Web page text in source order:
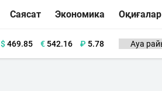
Саясат Экономика Оқиғалар
$469.85 €542.16 ₽ 5.78